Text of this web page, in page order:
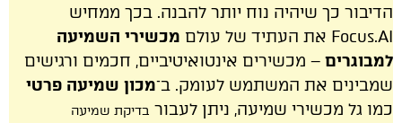
הדיבור כך שיהיה נוח יותר להבנה. בכך ממחיש
Focus.AI את העתיד של עולם
מכשירי השמיעה
למבוגרים – מכשירים אינטואיטיביים, חכמים ורגישים
שמבינים את המשתמש לעומק. ב־מכון שמיעה פרטי
כמו גל מכשירי שמיעה, ניתן לעבור בדיקת שמיעה